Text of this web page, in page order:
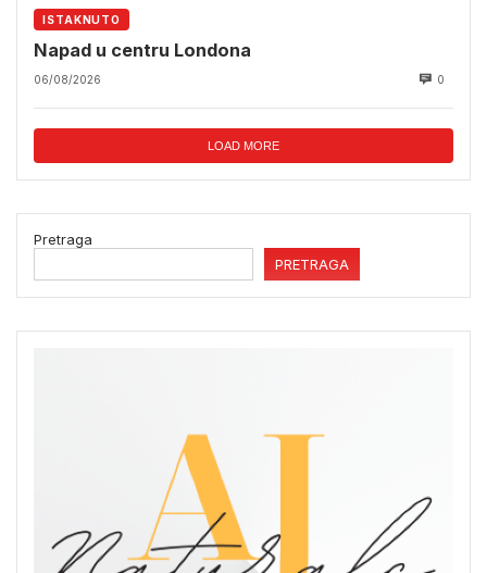
ISTAKNUTO
Napad u centru Londona
06/08/2026 0
LOAD MORE
Pretraga
PRETRAGA